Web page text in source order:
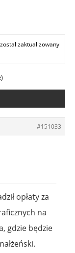
zaktualizowany
#151033
opłaty za
na
gdzie będzie